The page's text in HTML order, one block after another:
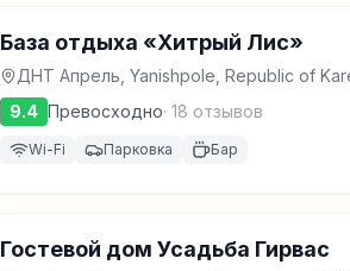
База отдыха «Хитрый Лис»
ДНТ Апрель, Yanishpole, Republic of
9.4 Превосходно· 18 отзывов
Wi-Fi Парковка Бар
Гостевой дом Усадьба Гирвас